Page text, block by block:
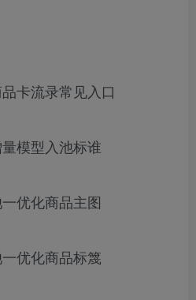
卡流录常见入口
模型入池标谁
优化商品主图
优化商品标篾